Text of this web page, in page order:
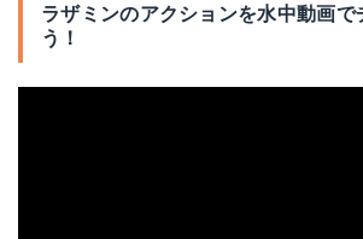
ラザミンのアクションを水中動画で
う！